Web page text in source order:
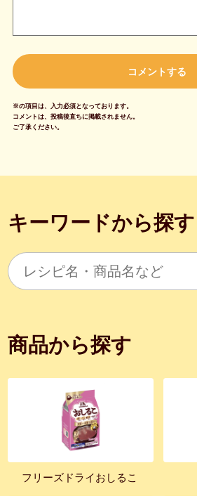
※の項目は、入力必須となっております。
コメントは、投稿後直ちに掲載されません。
ご了承ください。
キーワードから探す
商品から探す
フリーズドライおしるこ